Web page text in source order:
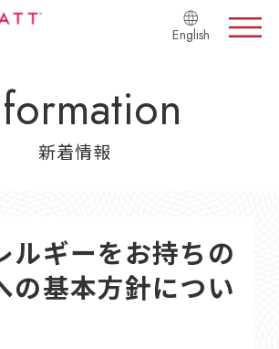
English
新着情報
ルギーをお持ちの
の基本方針につい